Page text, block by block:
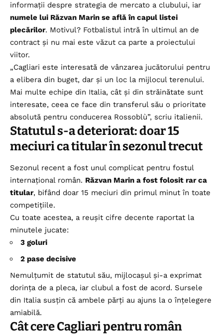
informații despre strategia de mercato a clubului, iar
numele lui Răzvan Marin se află în capul listei
plecărilor. Motivul? Fotbalistul intră în ultimul an de
contract și nu mai este văzut ca parte a proiectului
viitor.
„Cagliari este interesată de vânzarea jucătorului pentru
a elibera din buget, dar și un loc la mijlocul terenului.
Mai multe echipe din Italia, cât și din străinătate sunt
interesate, ceea ce face din transferul său o prioritate
absolută pentru conducerea Rossoblù”, scriu italienii.
Statutul s-a deteriorat: doar 15
meciuri ca titular în sezonul trecut
Sezonul recent a fost unul complicat pentru fostul
internațional român. Răzvan Marin a fost folosit rar ca
titular, bifând doar 15 meciuri din primul minut în toate
competițiile.
Cu toate acestea, a reușit cifre decente raportat la
minutele jucate:
3 goluri
2 pase decisive
Nemulțumit de statutul său, mijlocașul și-a exprimat
dorința de a pleca, iar clubul a fost de acord. Sursele
din Italia susțin că ambele părți au ajuns la o înțelegere
amiabilă.
Cât cere Cagliari pentru român